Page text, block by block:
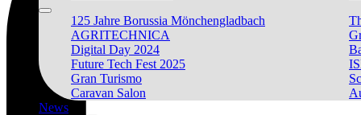
125 Jahre Borussia Mönchengladbach
AGRITECHNICA
Digital Day 2024
Future Tech Fest 2025
Gran Turismo
Caravan Salon
News